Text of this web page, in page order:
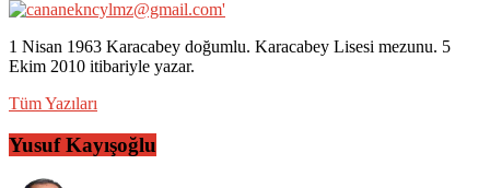
1 Nisan 1963 Karacabey doğumlu. Karacabey Lisesi mezunu. 5
Ekim 2010 itibariyle yazar.
Tüm Yazıları
Yusuf Kayışoğlu